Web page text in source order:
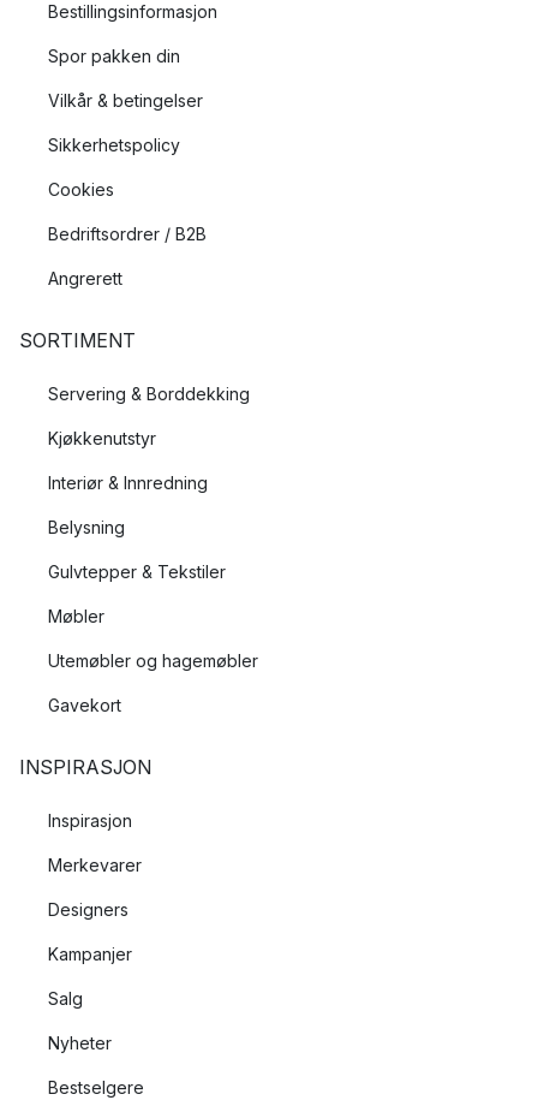
Bestillingsinformasjon
Spor pakken din
Vilkår & betingelser
Sikkerhetspolicy
Cookies
Bedriftsordrer / B2B
Angrerett
SORTIMENT
Servering & Borddekking
Kjøkkenutstyr
Interiør & Innredning
Belysning
Gulvtepper & Tekstiler
Møbler
Utemøbler og hagemøbler
Gavekort
INSPIRASJON
Inspirasjon
Merkevarer
Designers
Kampanjer
Salg
Nyheter
Bestselgere